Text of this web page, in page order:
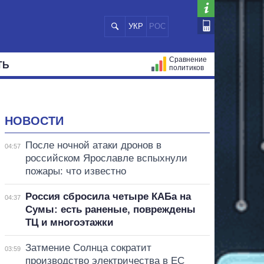
УКР РОС
Сравнение
политиков
НОВОСТИ
04:57
После ночной атаки дронов в
российском Ярославле вспыхнули
пожары: что известно
04:37
Россия сбросила четыре КАБа на
Сумы: есть раненые, повреждены
ТЦ и многоэтажки
03:59
Затмение Солнца сократит
производство электричества в ЕС